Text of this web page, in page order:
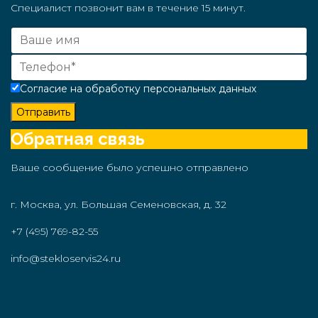
Специалист позвонит вам в течение 15 минут.
Согласие на обработку персональных данных
Отправить
Обратная связь
Ваше сообщение было успешно отправлено
г. Москва, ул. Большая Семеновская, д. 32
+7 (495) 769-82-55
info@stekloservis24.ru